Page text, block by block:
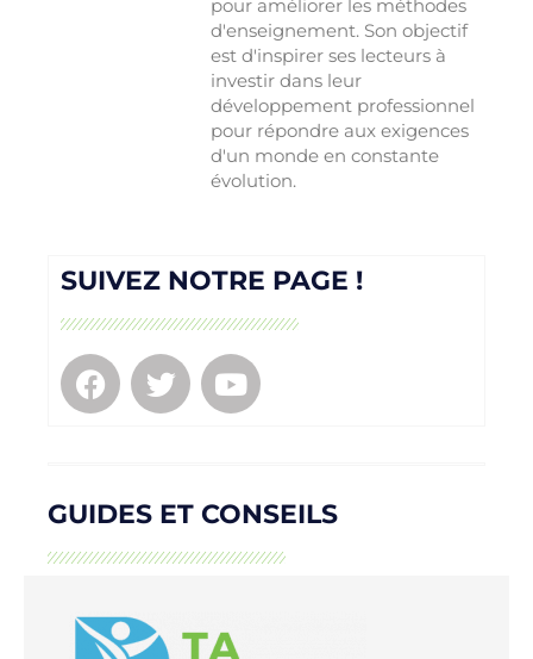
pour améliorer les méthodes
d'enseignement. Son objectif
est d'inspirer ses lecteurs à
investir dans leur
développement professionnel
pour répondre aux exigences
d'un monde en constante
évolution.
SUIVEZ NOTRE PAGE !
GUIDES ET CONSEILS